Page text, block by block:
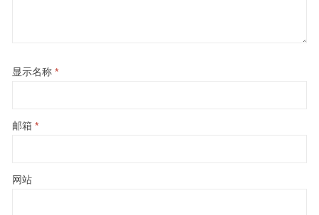
显示名称 *
邮箱 *
网站